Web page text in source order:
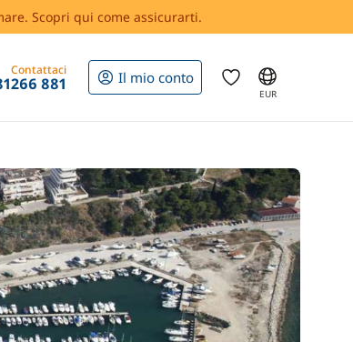
Scopri qui come assicurarti.
Contattaci
881 Il mio conto
EUR